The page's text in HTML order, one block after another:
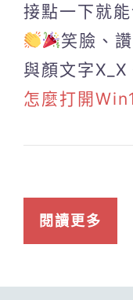
接點一下就
笑臉、
與顏文字X_X
怎麼打開
閱讀更多